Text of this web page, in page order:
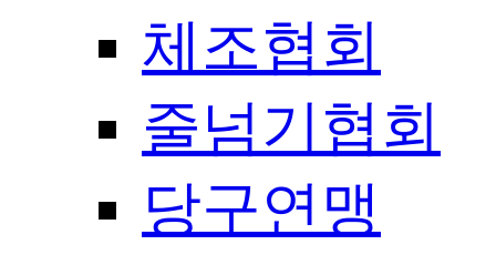
체조협회
줄넘기협회
당구연맹